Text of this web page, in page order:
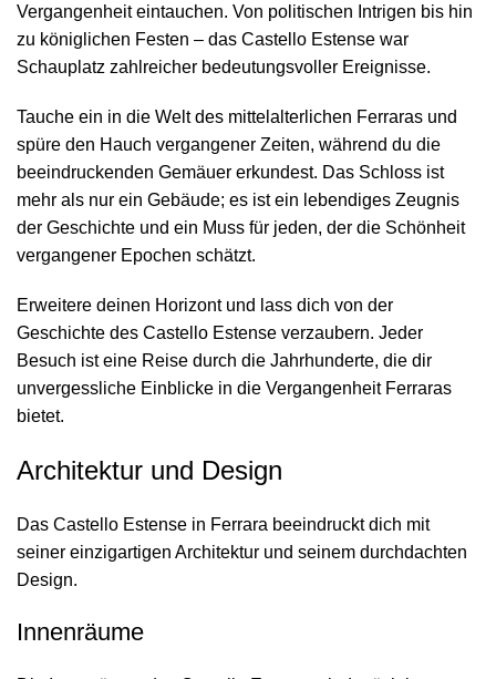
Vergangenheit eintauchen. Von politischen Intrigen bis hin
zu königlichen Festen – das Castello Estense war
Schauplatz zahlreicher bedeutungsvoller Ereignisse.
Tauche ein in die Welt des mittelalterlichen Ferraras und
spüre den Hauch vergangener Zeiten, während du die
beeindruckenden Gemäuer erkundest. Das Schloss ist
mehr als nur ein Gebäude; es ist ein lebendiges Zeugnis
der Geschichte und ein Muss für jeden, der die Schönheit
vergangener Epochen schätzt.
Erweitere deinen Horizont und lass dich von der
Geschichte des Castello Estense verzaubern. Jeder
Besuch ist eine Reise durch die Jahrhunderte, die dir
unvergessliche Einblicke in die Vergangenheit Ferraras
bietet.
Architektur und Design
Das Castello Estense in Ferrara beeindruckt dich mit
seiner einzigartigen Architektur und seinem durchdachten
Design.
Innenräume